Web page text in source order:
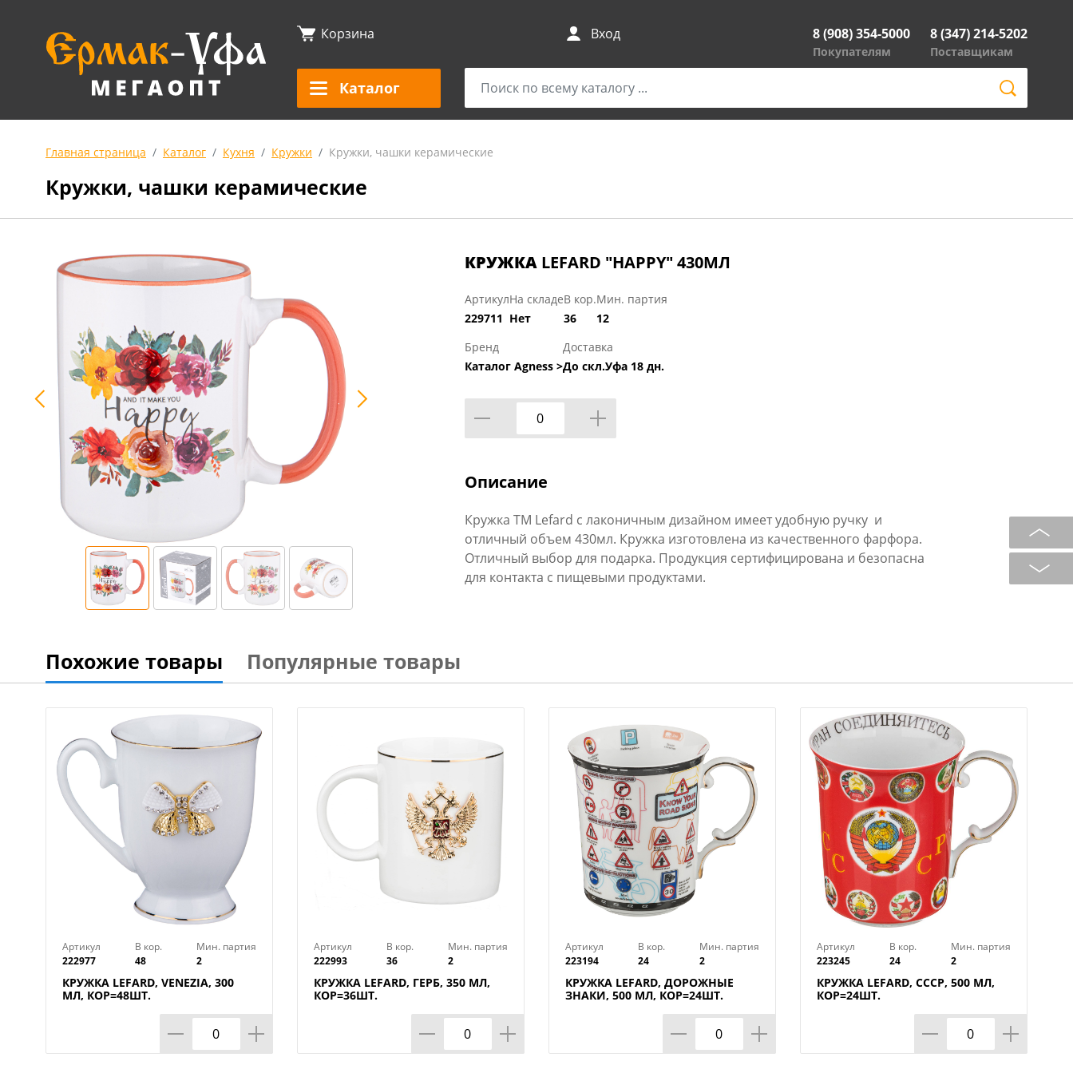
Корзина Вход 8 (908) 354-5000
Покупателям
8 (347) 214-5202
Поставщикам
Каталог
Главная страница Каталог Кухня Кружки Кружки, чашки керамические
Кружки, чашки керамические
КРУЖКА LEFARD "HAPPY" 430МЛ
Артикул
229711
На складе
Нет
В кор.
36
Мин. партия
12
Бренд
Каталог Agness >
Доставка
До скл.Уфа 18 дн.
Описание
Кружка TM Lefard с лаконичным дизайном имеет удобную ручку и
отличный объем 430мл. Кружка изготовлена из качественного фарфора.
Отличный выбор для подарка. Продукция сертифицирована и безопасна
для контакта с пищевыми продуктами.
Похожие товары Популярные товары
Артикул
222977
В кор.
48
Мин. партия
2
КРУЖКА LEFARD, VENEZIA, 300
МЛ, КОР=48ШТ.
Артикул
222993
В кор.
36
Мин. партия
2
КРУЖКА LEFARD, ГЕРБ, 350 МЛ,
КОР=36ШТ.
Артикул
223194
В кор.
24
Мин. партия
2
КРУЖКА LEFARD, ДОРОЖНЫЕ
ЗНАКИ, 500 МЛ, КОР=24ШТ.
Артикул
223245
В кор.
24
Мин. партия
2
КРУЖКА LEFARD, СССР, 500 МЛ,
КОР=24ШТ.